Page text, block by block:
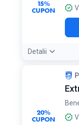
15%
CUPON
Detalii
Detaliile ofertei:
de coafat;
capete de
următoarele
20%
CUPON